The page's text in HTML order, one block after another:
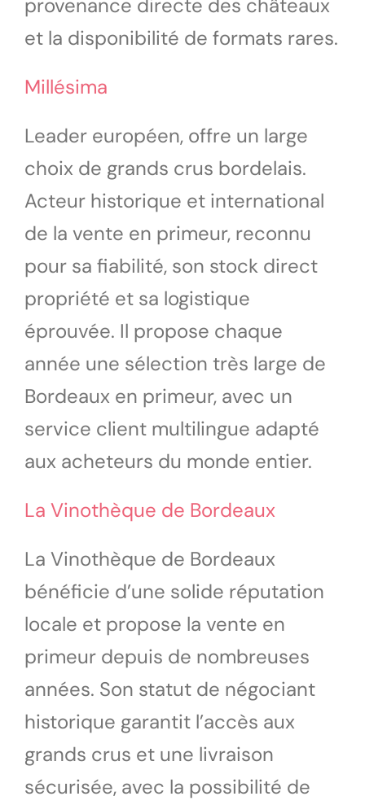
provenance directe des châteaux
et la disponibilité de formats rares.
Millésima
Leader européen, offre un large
choix de grands crus bordelais.
Acteur historique et international
de la vente en primeur, reconnu
pour sa fiabilité, son stock direct
propriété et sa logistique
éprouvée. Il propose chaque
année une sélection très large de
Bordeaux en primeur, avec un
service client multilingue adapté
aux acheteurs du monde entier.
La Vinothèque de Bordeaux
La Vinothèque de Bordeaux
bénéficie d’une solide réputation
locale et propose la vente en
primeur depuis de nombreuses
années. Son statut de négociant
historique garantit l’accès aux
grands crus et une livraison
sécurisée, avec la possibilité de